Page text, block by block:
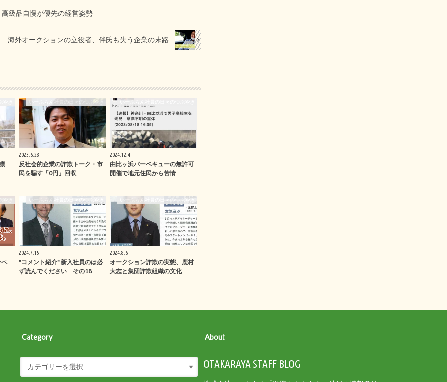
級品自慢が優先の経営姿勢
海外オークションの立役者、伴氏も失う企業の末路
いーふらん社員の日々のつぶやき
2023.6.28
反社会的企業の詐欺トーク・市
民を騙す「0円」回収
いーふらん社員の日々のつぶやき
2024.12.4
由比ヶ浜バーベキューの無許可
開催で地元住民から苦情
き
ペ
いーふらん社員の日々のつぶやき
2024.7.15
"コメント紹介" 新入社員のは必
ず読んでください その18
いーふらん社員の日々のつぶやき
2024.8.6
オークション詐欺の実態、鹿村
大志と集団詐欺組織の文化
Category About
OTAKARAYA STAFF BLOG